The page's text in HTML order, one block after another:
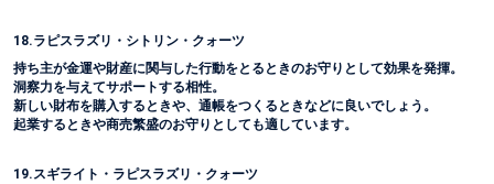
18.ラピスラズリ・シトリン・クォーツ
持ち主が金運や財産に関与した行動をとるときのお守りとして効果を発揮。
洞察力を与えてサポートする相性。
新しい財布を購入するときや、通帳をつくるときなどに良いでしょう。
起業するときや商売繁盛のお守りとしても適しています。
19.スギライト・ラピスラズリ・クォーツ